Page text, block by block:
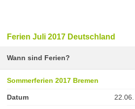
Ferien Juli 2017 Deutschland
Wann sind Ferien?
Sommerferien 2017 Bremen
Datum 22.06.